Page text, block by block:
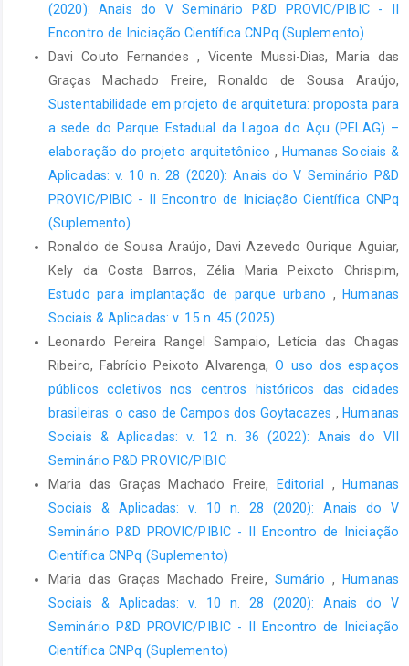
(2020): Anais do V Seminário P&D PROVIC/PIBIC - II
Encontro de Iniciação Científica CNPq (Suplemento)
Davi Couto Fernandes , Vicente Mussi-Dias, Maria das
Graças Machado Freire, Ronaldo de Sousa Araújo,
Sustentabilidade em projeto de arquitetura: proposta para
a sede do Parque Estadual da Lagoa do Açu (PELAG) –
elaboração do projeto arquitetônico , Humanas Sociais &
Aplicadas: v. 10 n. 28 (2020): Anais do V Seminário P&D
PROVIC/PIBIC - II Encontro de Iniciação Científica CNPq
(Suplemento)
Ronaldo de Sousa Araújo, Davi Azevedo Ourique Aguiar,
Kely da Costa Barros, Zélia Maria Peixoto Chrispim,
Estudo para implantação de parque urbano ,
Humanas
Sociais & Aplicadas: v. 15 n. 45 (2025)
Leonardo Pereira Rangel Sampaio, Letícia das Chagas
Ribeiro, Fabrício Peixoto Alvarenga,O uso dos espaços
públicos coletivos nos centros históricos das cidades
brasileiras: o caso de Campos dos Goytacazes , Humanas
Sociais & Aplicadas: v. 12 n. 36 (2022): Anais do VII
Seminário P&D PROVIC/PIBIC
Maria das Graças Machado Freire,
Editorial ,
Humanas
Sociais & Aplicadas: v. 10 n. 28 (2020): Anais do V
Seminário P&D PROVIC/PIBIC - II Encontro de Iniciação
Científica CNPq (Suplemento)
Maria das Graças Machado Freire, Sumário,
Humanas
Sociais & Aplicadas: v. 10 n. 28 (2020): Anais do V
Seminário P&D PROVIC/PIBIC - II Encontro de Iniciação
Científica CNPq (Suplemento)